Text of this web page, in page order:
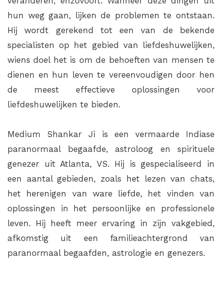
hun weg gaan, lijken de problemen te ontstaan.
Hij wordt gerekend tot een van de bekende
specialisten op het gebied van liefdeshuwelijken,
wiens doel het is om de behoeften van mensen te
dienen en hun leven te vereenvoudigen door hen
de meest effectieve oplossingen voor
liefdeshuwelijken te bieden.
Medium Shankar Ji is een vermaarde Indiase
paranormaal begaafde, astroloog en spirituele
genezer uit Atlanta, VS. Hij is gespecialiseerd in
een aantal gebieden, zoals het lezen van chats,
het herenigen van ware liefde, het vinden van
oplossingen in het persoonlijke en professionele
leven. Hij heeft meer ervaring in zijn vakgebied,
afkomstig uit een familieachtergrond van
paranormaal begaafden, astrologie en genezers.